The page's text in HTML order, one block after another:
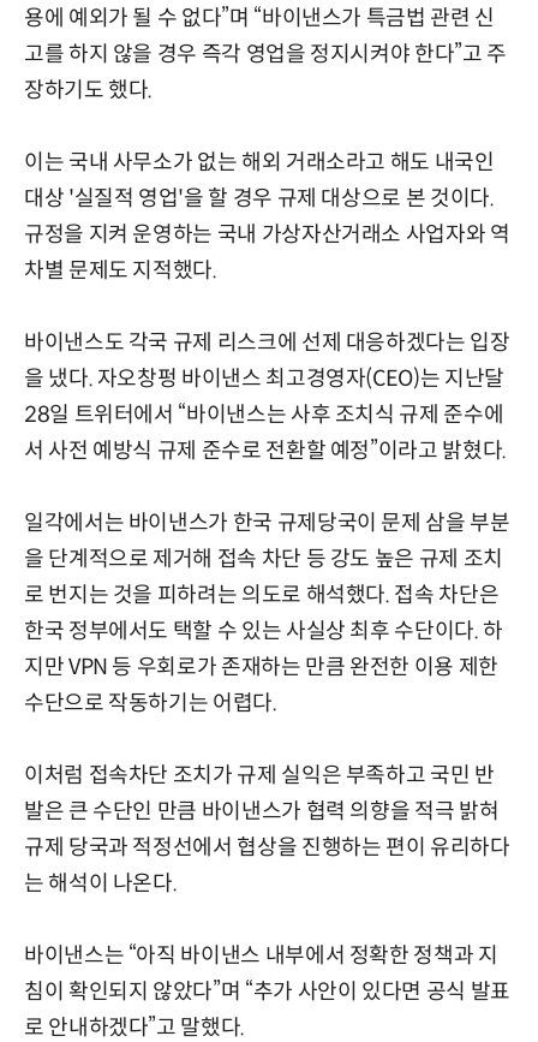
용에 예외가 될 수 없다”며 “바이낸스가 특금법 관련 신
고를 하지 않을 경우 즉각 영업을 정지시켜야 한다”고 주
장하기도 했다.
이는 국내 사무소가 없는 해외 거래소라고 해도 내국인
대상 '실질적 영업'을 할 경우 규제 대상으로 본 것이다.
규정을 지켜 운영하는 국내 가상자산거래소 사업자와 역
차별 문제도 지적했다.
바이낸스도 각국 규제 리스크에 선제 대응하겠다는 입장
을 냈다. 자오창펑 바이낸스 최고경영자(CEO)는 지난달
28일 트위터에서 “바이낸스는 사후 조치식 규제 준수에
서 사전 예방식 규제 준수로 전환할 예정”이라고 밝혔다.
일각에서는 바이낸스가 한국 규제당국이 문제 삼을 부분
을 단계적으로 제거해 접속 차단 등 강도 높은 규제 조치
로 번지는 것을 피하려는 의도로 해석했다. 접속 차단은
한국 정부에서도 택할 수 있는 사실상 최후 수단이다. 하
지만 VPN 등 우회로가 존재하는 만큼 완전한 이용 제한
수단으로 작동하기는 어렵다.
이처럼 접속차단 조치가 규제 실익은 부족하고 국민 반
발은 큰 수단인 만큼 바이낸스가 협력 의향을 적극 밝혀
규제 당국과 적정선에서 협상을 진행하는 편이 유리하다
는 해석이 나온다.
바이낸스는 “아직 바이낸스 내부에서 정확한 정책과 지
침이 확인되지 않았다”며 “추가 사안이 있다면 공식 발표
로 안내하겠다”고 말했다.